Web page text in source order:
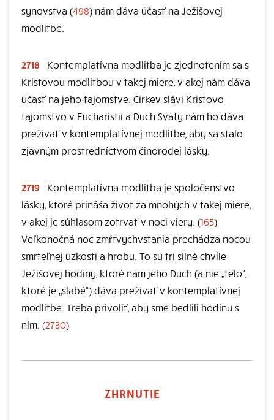
synovstva (498) nám dáva účasť na Ježišovej
modlitbe.
2718
Kontemplatívna modlitba je zjednotením sa s
Kristovou modlitbou v takej miere, v akej nám dáva
účasť na jeho tajomstve. Cirkev slávi Kristovo
tajomstvo v Eucharistii a Duch Svätý nám ho dáva
prežívať v kontemplatívnej modlitbe, aby sa stalo
zjavným prostredníctvom činorodej lásky.
2719
Kontemplatívna modlitba je spoločenstvo
lásky, ktoré prináša život za mnohých v takej miere,
v akej je súhlasom zotrvať v noci viery. (165)
Veľkonočná noc zmŕtvychvstania prechádza nocou
smrteľnej úzkosti a hrobu. To sú tri silné chvíle
Ježišovej hodiny, ktoré nám jeho Duch (a nie „telo“,
ktoré je „slabé“) dáva prežívať v kontemplatívnej
modlitbe. Treba privoliť, aby sme bedlili hodinu s
ním. (2730)
ZHRNUTIE